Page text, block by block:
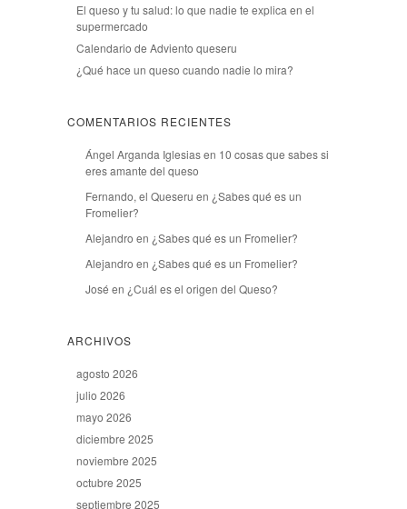
El queso y tu salud: lo que nadie te explica en el
supermercado
Calendario de Adviento queseru
¿Qué hace un queso cuando nadie lo mira?
COMENTARIOS RECIENTES
Ángel Arganda Iglesiasen 10 cosas que sabes si
eres amante del queso
Fernando, el Queseru en ¿Sabes qué es un
Fromelier?
Alejandro en ¿Sabes qué es un Fromelier?
Alejandro en ¿Sabes qué es un Fromelier?
José en ¿Cuál es el origen del Queso?
ARCHIVOS
agosto 2026
julio 2026
mayo 2026
diciembre 2025
noviembre 2025
octubre 2025
septiembre 2025